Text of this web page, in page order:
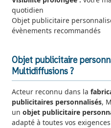
quotidien
Objet publicitaire
évènements recommandés
Objet publicitaire
Multidiffusions ?
Acteur reconnu dans la
publicitaires personnalisés,
un objet publicitaire
adapté à toutes vos